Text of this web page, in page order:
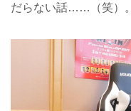
だらない話……（笑）。